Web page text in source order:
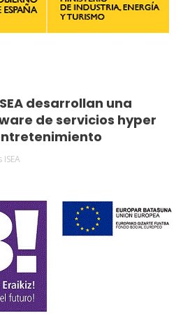
desarrollan una
de servicios hyper